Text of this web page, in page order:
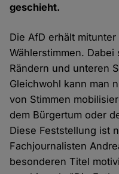
geschieht.
Die AfD erhält
Wählerstimmen.
Rändern und unteren
Gleichwohl kann man
von Stimmen
dem Bürgertum oder
Diese Feststellung ist
Fachjournalisten
besonderen Titel